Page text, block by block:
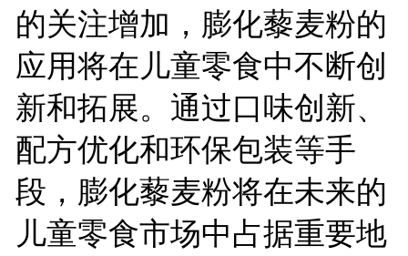
的关注增加，膨化藜麦粉的
应用将在儿童零食中不断创
新和拓展。通过口味创新、
配方优化和环保包装等手
段，膨化藜麦粉将在未来的
儿童零食市场中占据重要地